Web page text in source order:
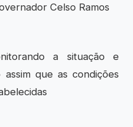
Celso Ramos
a situação e
que as condições